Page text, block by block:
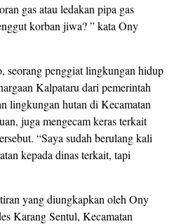
gas atau ledakan pipa gas
korban jiwa? ” kata Ony
seorang penggiat lingkungan hidup
Kalpataru dari pemerintah
lingkungan hutan di Kecamatan
juga mengecam keras terkait
“Saya sudah berulang kali
kepada dinas terkait, tapi
yang diungkapkan oleh Ony
Karang Sentul, Kecamatan